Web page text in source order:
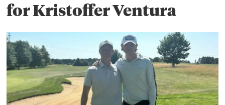
for Kristoffer Ventura